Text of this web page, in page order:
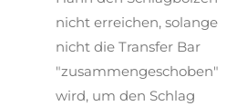
nicht erreichen, solange
nicht die Transfer Bar
"zusammengeschoben"
wird, um den Schlag